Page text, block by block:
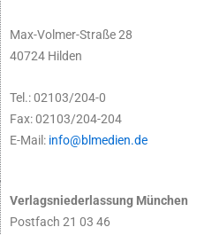
Max-Volmer-Straße 28
40724 Hilden
Tel.: 02103/204-0
Fax: 02103/204-204
E-Mail: info@blmedien.de
Verlagsniederlassung München
Postfach 21 03 46